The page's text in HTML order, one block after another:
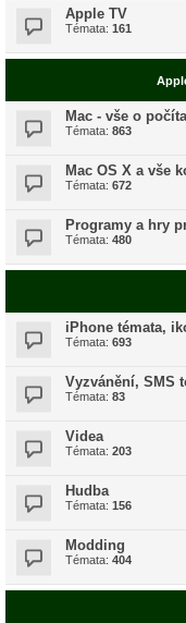
Apple TV
Témata: 161
Mac - vše o
Témata: 863
Mac OS X a vše
Témata: 672
Programy a hry
Témata: 480
iPhone témata,
Témata: 693
Vyzvánění, SMS
Témata: 83
Videa
Témata: 203
Hudba
Témata: 156
Modding
Témata: 404